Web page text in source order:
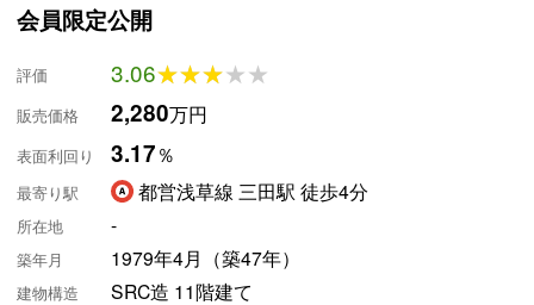
会員限定公開
評価 3.06★★★★★
★★★★★
販売価格 2,280万円
表面利回り 3.17％
最寄り駅 都営浅草線 三田駅 徒歩4分
所在地 -
築年月 1979年4月（築47年）
建物構造 SRC造 11階建て